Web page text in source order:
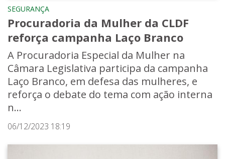
SEGURANÇA
Procuradoria da Mulher da CLDF
reforça campanha Laço Branco
A Procuradoria Especial da Mulher na
Câmara Legislativa participa da campanha
Laço Branco, em defesa das mulheres, e
reforça o debate do tema com ação interna
n...
06/12/2023 18:19